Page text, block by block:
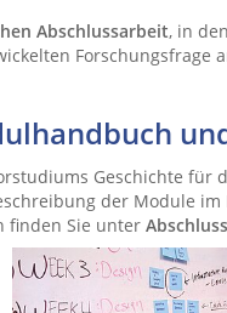
Abschlussarbeit, in
Forschungsfrage
Geschichte für
der Module im
finden Sie unter